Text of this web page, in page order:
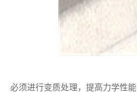
必须进行变质处理，提高力学性能